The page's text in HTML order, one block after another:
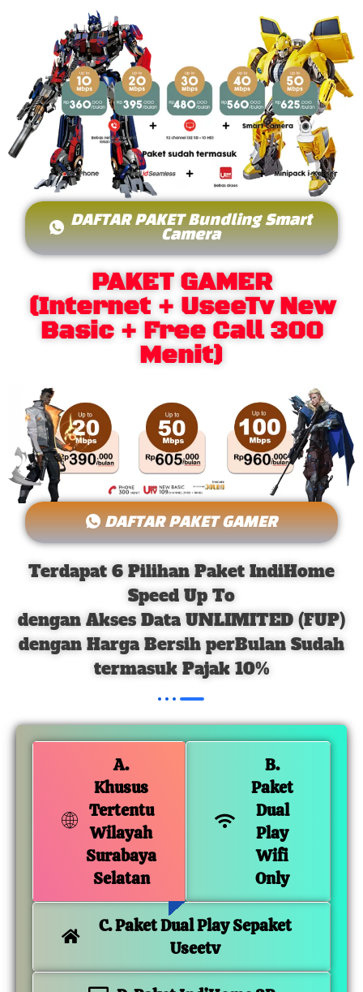
DAFTAR PAKET Bundling Smart
Camera
PAKET GAMER
(Internet + UseeTv New
Basic + Free Call 300
Menit)
DAFTAR PAKET GAMER
Terdapat 6 Pilihan Paket IndiHome
Speed Up To
dengan Akses Data UNLIMITED (FUP)
dengan Harga Bersih perBulan Sudah
termasuk Pajak 10%
A.
Khusus
Tertentu
Wilayah
Surabaya
Selatan
B.
Paket
Dual
Play
Wifi
Only
C. Paket Dual Play Sepaket
Useetv